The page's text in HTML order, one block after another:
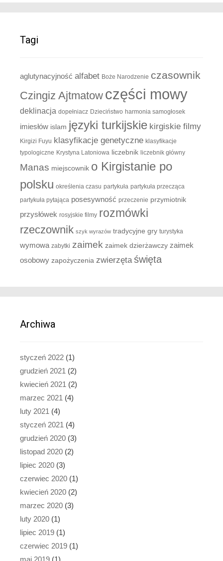
Tagi
aglutynacyjność alfabet Boże Narodzenie czasownik
Czingiz Ajtmatow części mowy
deklinacja dopełniacz Dzieciństwo harmonia samogłosek
imiesłów islam języki turkijskie kirgiskie filmy
Kirgizi Fuyu klasyfikacje genetyczne klasyfikacje
typologiczne Krystyna Latoniowa liczebnik liczebnik główny
Manas miejscownik o Kirgistanie po
polsku określenia czasu partykuła partykuła przecząca
partykuła pytająca posesywność przeczenie przymiotnik
przysłówek rosyjskie filmy rozmówki
rzeczownik szyk wyrazów tradycyjne gry turystyka
wymowa zabytki zaimek zaimek dzierżawczy zaimek
osobowy zapożyczenia zwierzęta święta
Archiwa
styczeń 2022 (1)
grudzień 2021 (2)
kwiecień 2021 (2)
marzec 2021 (4)
luty 2021 (4)
styczeń 2021 (4)
grudzień 2020 (3)
listopad 2020 (2)
lipiec 2020 (3)
czerwiec 2020 (1)
kwiecień 2020 (2)
marzec 2020 (3)
luty 2020 (1)
lipiec 2019 (1)
czerwiec 2019 (1)